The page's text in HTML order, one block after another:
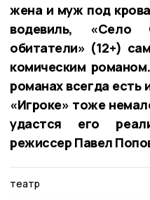
жена и муж под
водевиль, «Село
обитатели» (12+)
комическим
романах всегда
«Игроке» тоже
удастся его
режиссер Павел
театр